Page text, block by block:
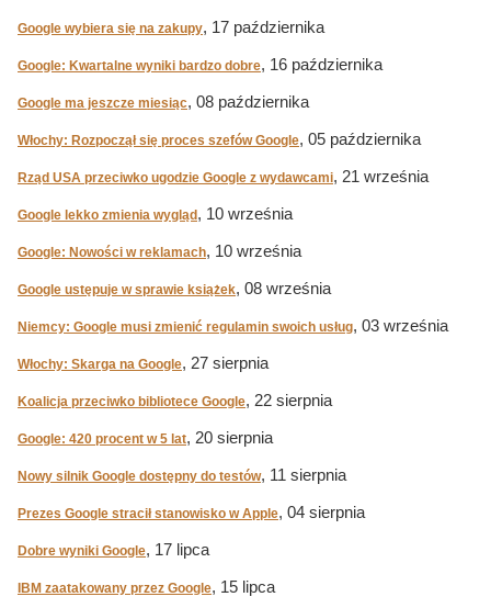
Google wybiera się na zakupy, 17 października
Google: Kwartalne wyniki bardzo dobre, 16 października
Google ma jeszcze miesiąc, 08 października
Włochy: Rozpoczął się proces szefów Google, 05 października
Rząd USA przeciwko ugodzie Google z wydawcami, 21 września
Google lekko zmienia wygląd , 10 września
Google: Nowości w reklamach, 10 września
Google ustępuje w sprawie książek, 08 września
Niemcy: Google musi zmienić regulamin swoich usług, 03 września
Włochy: Skarga na Google, 27 sierpnia
Koalicja przeciwko bibliotece Google, 22 sierpnia
Google: 420 procent w 5 lat, 20 sierpnia
Nowy silnik Google dostępny do testów, 11 sierpnia
Prezes Google stracił stanowisko w Apple, 04 sierpnia
Dobre wyniki Google, 17 lipca
IBM zaatakowany przez Google, 15 lipca